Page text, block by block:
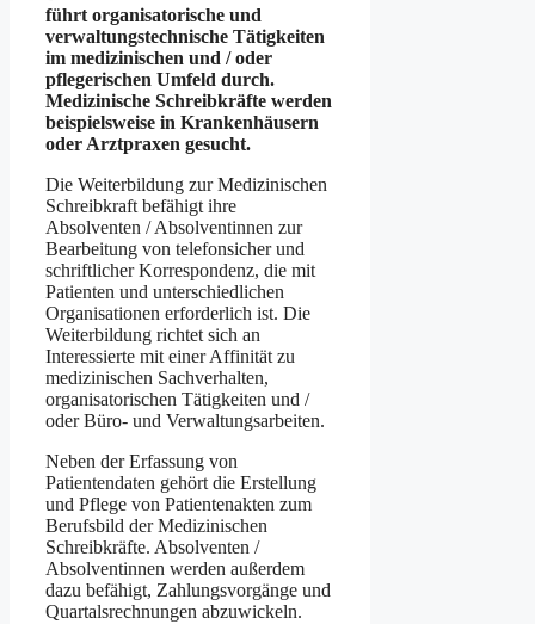
führt organisatorische und
verwaltungstechnische Tätigkeiten
im medizinischen und / oder
pflegerischen Umfeld durch.
Medizinische Schreibkräfte werden
beispielsweise in Krankenhäusern
oder Arztpraxen gesucht.
Die Weiterbildung zur Medizinischen
Schreibkraft befähigt ihre
Absolventen / Absolventinnen zur
Bearbeitung von telefonsicher und
schriftlicher Korrespondenz, die mit
Patienten und unterschiedlichen
Organisationen erforderlich ist. Die
Weiterbildung richtet sich an
Interessierte mit einer Affinität zu
medizinischen Sachverhalten,
organisatorischen Tätigkeiten und /
oder Büro- und Verwaltungsarbeiten.
Neben der Erfassung von
Patientendaten gehört die Erstellung
und Pflege von Patientenakten zum
Berufsbild der Medizinischen
Schreibkräfte. Absolventen /
Absolventinnen werden außerdem
dazu befähigt, Zahlungsvorgänge und
Quartalsrechnungen abzuwickeln.